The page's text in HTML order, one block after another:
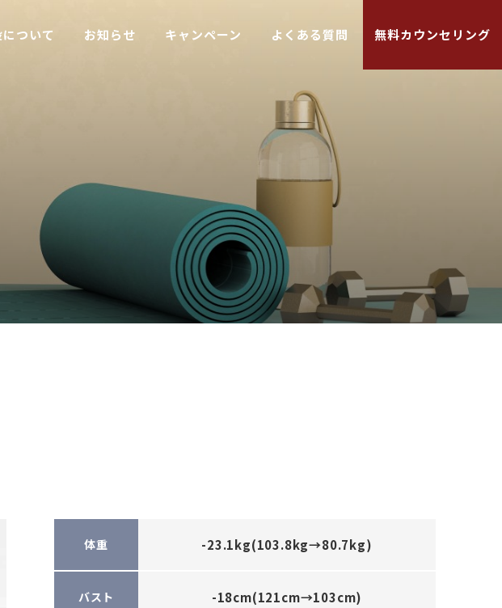
ついて お知らせ キャンペーン よくある質問 無料カウンセリング
体重 -23.1kg(103.8kg→80.7kg)
バスト -18cm(121cm→103cm)